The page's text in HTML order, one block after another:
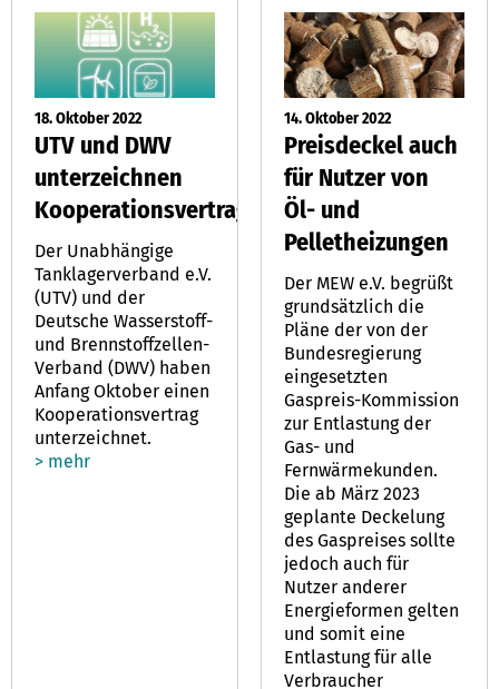
18. Oktober 2022
UTV und DWV
unterzeichnen
Kooperationsvertrag
Der Unabhängige
Tanklagerverband e.V.
(UTV) und der
Deutsche Wasserstoff-
und Brennstoffzellen-
Verband (DWV) haben
Anfang Oktober einen
Kooperationsvertrag
unterzeichnet.
> mehr
14. Oktober 2022
Preisdeckel auch
für Nutzer von
Öl- und
Pelletheizungen
Der MEW e.V. begrüßt
grundsätzlich die
Pläne der von der
Bundesregierung
eingesetzten
Gaspreis-Kommission
zur Entlastung der
Gas- und
Fernwärmekunden.
Die ab März 2023
geplante Deckelung
des Gaspreises sollte
jedoch auch für
Nutzer anderer
Energieformen gelten
und somit eine
Entlastung für alle
Verbraucher